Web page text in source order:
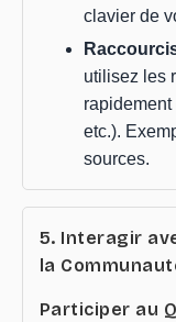
clavier de
utilisez les
etc.).
sources.
5. Interagir
la
Participer au